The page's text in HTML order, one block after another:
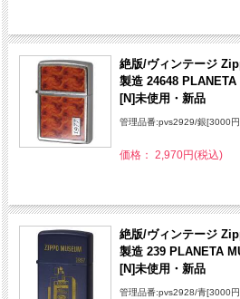
絶版/ヴィンテージ
製造 24648
[N]未使用・新品
管理品番:pvs2929/銀[3000
価格： 2,970円(税込)
絶版/ヴィンテージ
製造 239 PLANETA
[N]未使用・新品
管理品番:pvs2928/青[3000